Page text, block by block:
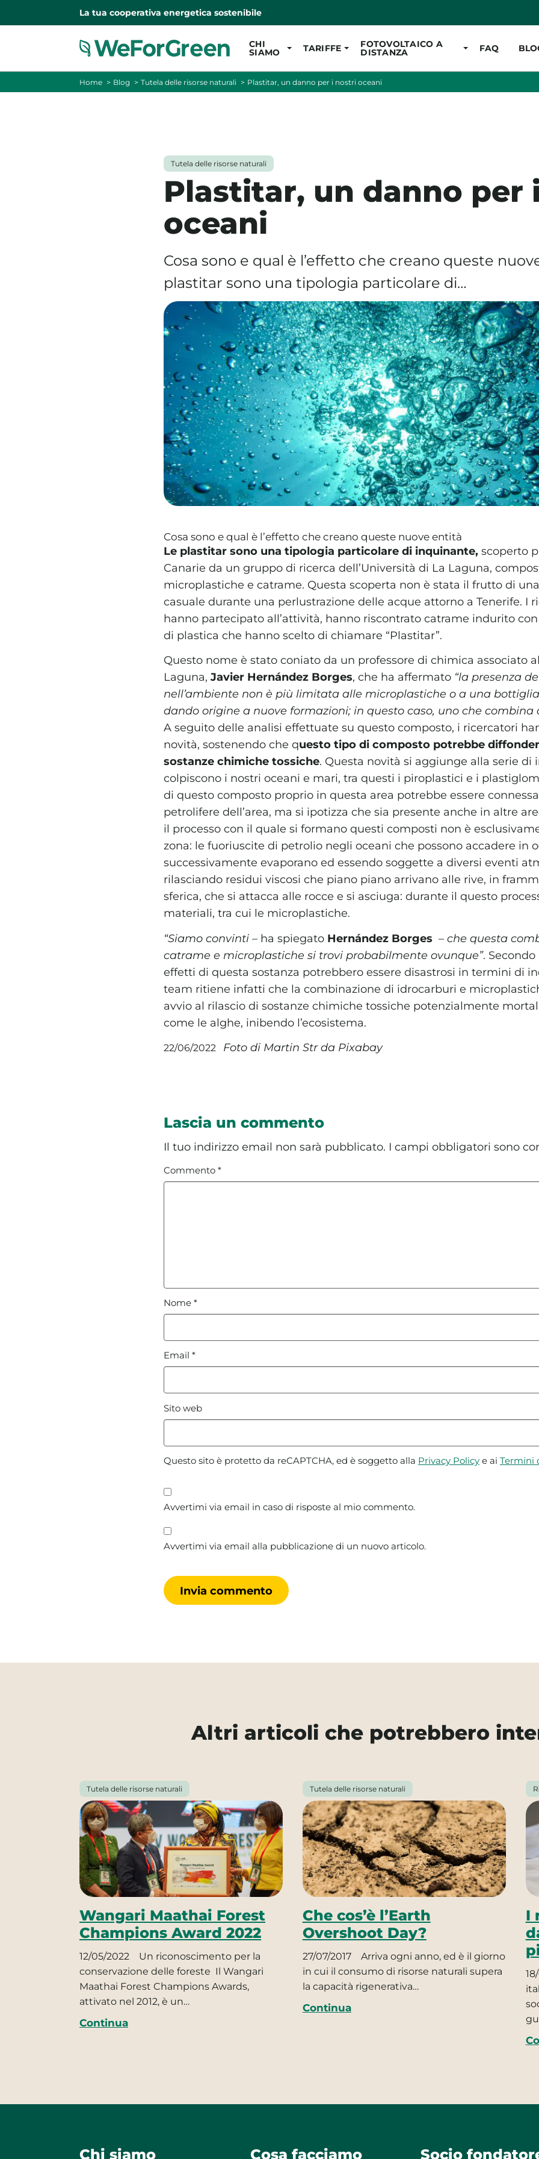
La tua cooperativa energetica sostenibile
CHI
SIAMO TARIFFE FOTOVOLTAICO A
DISTANZA FAQ
Home Blog Tutela delle risorse naturali Plastitar, un danno per i nostri oceani
Tutela delle risorse naturali
Plastitar, un danno per
oceani
Cosa sono e qual è l’effetto che creano queste
plastitar sono una tipologia particolare di…
Cosa sono e qual è l’effetto che creano queste nuove entità
Le plastitar sono una tipologia particolare di inquinante, scoperto
Canarie da un gruppo di ricerca dell’Università di La Laguna,
microplastiche e catrame. Questa scoperta non è stata il frutto di
casuale durante una perlustrazione delle acque attorno a Tenerife. I
hanno partecipato all’attività, hanno riscontrato catrame indurito
di plastica che hanno scelto di chiamare “Plastitar”.
Questo nome è stato coniato da un professore di chimica associato
Laguna, Javier Hernández Borges, che ha affermato “la presenza
nell’ambiente non è più limitata alle microplastiche o a una
dando origine a nuove formazioni; in questo caso, uno che combina
A seguito delle analisi effettuate su questo composto, i ricercatori
novità, sostenendo che questo tipo di composto potrebbe
sostanze chimiche tossiche. Questa novità si aggiunge alla serie di
colpiscono i nostri oceani e mari, tra questi i piroplastici e i
di questo composto proprio in questa area potrebbe essere
petrolifere dell’area, ma si ipotizza che sia presente anche in altre
il processo con il quale si formano questi composti non è
zona: le fuoriuscite di petrolio negli oceani che possono accadere in
successivamente evaporano ed essendo soggette a diversi eventi
rilasciando residui viscosi che piano piano arrivano alle rive, in
sferica, che si attacca alle rocce e si asciuga: durante il questo
materiali, tra cui le microplastiche.
“Siamo convinti – ha spiegato Hernández Borges – che questa
catrame e microplastiche si trovi probabilmente ovunque”.
effetti di questa sostanza potrebbero essere disastrosi in termini di
team ritiene infatti che la combinazione di idrocarburi e
avvio al rilascio di sostanze chimiche tossiche potenzialmente
come le alghe, inibendo l’ecosistema.
22/06/2022 Foto di Martin Str da Pixabay
Lascia un commento
Il tuo indirizzo email non sarà pubblicato. I campi obbligatori sono
Commento *
Nome *
Email *
Sito web
Questo sito è protetto da reCAPTCHA, ed è soggetto alla Privacy Policy e ai Termini
Avvertimi via email in caso di risposte al mio commento.
Avvertimi via email alla pubblicazione di un nuovo articolo.
Altri articoli che potrebbero
Tutela delle risorse naturali
Wangari Maathai Forest
Champions Award 2022
12/05/2022
Un riconoscimento per la
conservazione delle foreste Il Wangari
Maathai Forest Champions Awards,
attivato nel 2012, è un…
Continua
Tutela delle risorse naturali
Che cos’è l’Earth
Overshoot Day?
27/07/2017
Arriva ogni anno, ed è il giorno
in cui il consumo di risorse naturali supera
la capacità rigenerativa…
Continua
I
Chi siamo Cosa facciamo Socio